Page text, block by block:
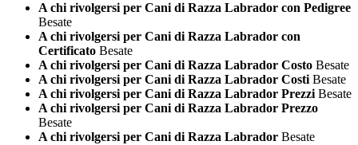
A chi rivolgersi per Cani di Razza Labrador con Pedigree
Besate
A chi rivolgersi per Cani di Razza Labrador con
Certificato Besate
A chi rivolgersi per Cani di Razza Labrador Costo Besate
A chi rivolgersi per Cani di Razza Labrador CostiBesate
A chi rivolgersi per Cani di Razza Labrador PrezziBesate
A chi rivolgersi per Cani di Razza Labrador Prezzo
Besate
A chi rivolgersi per Cani di Razza Labrador Besate